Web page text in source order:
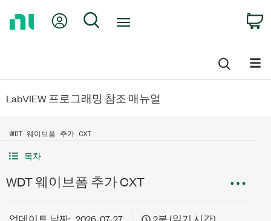
My Account
Search
LabVIEW 프로그래밍 참조 매뉴얼
WDT 웨이브폼 추가 CXT
목차
WDT 웨이브폼 추가 CXT
업데이트 날짜: 2026-07-27
2분 (읽기 시간)